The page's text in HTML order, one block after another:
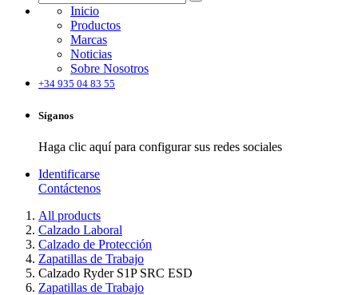
Inicio
Productos
Marcas
Noticias
Sobre Nosotros
+34 935 04 83 55
Síganos
Haga clic aquí para configurar sus redes sociales
Identificarse
Contáctenos
All products
Calzado Laboral
Calzado de Protección
Zapatillas de Trabajo
Calzado Ryder S1P SRC ESD
Zapatillas de Trabajo